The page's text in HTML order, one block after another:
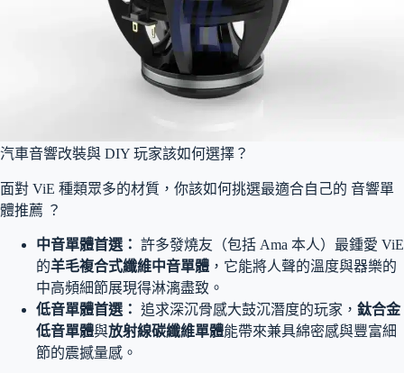
汽車音響改裝與 DIY 玩家該如何選擇？
面對 ViE 種類眾多的材質，你該如何挑選最適合自己的 音響單
體推薦 ？
中音單體首選： 許多發燒友（包括 Ama 本人）最鍾愛 ViE
的羊毛複合式纖維中音單體 ，它能將人聲的溫度與器樂的
中高頻細節展現得淋漓盡致。
低音單體首選： 追求深沉骨感大鼓沉潛度的玩家， 鈦合金
低音單體與放射線碳纖維單體能帶來兼具綿密感與豐富細
節的震撼量感。